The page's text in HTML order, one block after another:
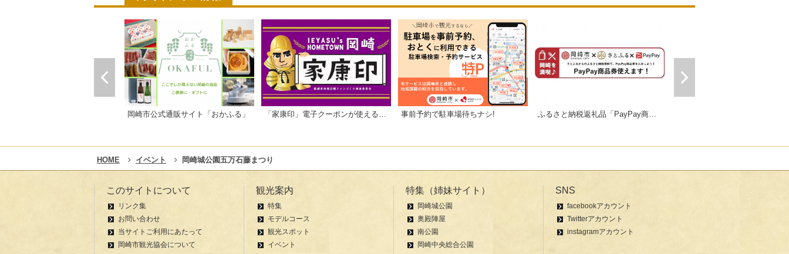
岡崎市公式通販サイト「おかふる」 事前予約で駐車場待ちナシ!
HOME イベント 岡崎城公園五万石藤まつり
このサイトについて
リンク集
お問い合わせ
当サイトご利用にあたって
岡崎市観光協会について
観光案内
特集
モデルコース
観光スポット
イベント
特集（姉妹サイト）
岡崎城公園
奥殿陣屋
南公園
岡崎中央総合公園
SNS
facebookアカウント
Twitterアカウント
instagramアカウント